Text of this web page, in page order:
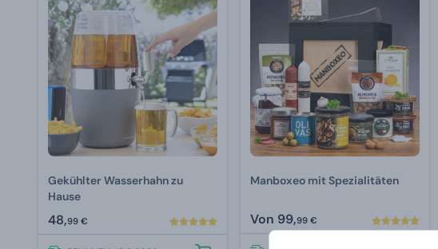
Gekühlter Wasserhahn zu
Hause
48,99 €
Manboxeo mit Spezialitäten
Von 99,99 €